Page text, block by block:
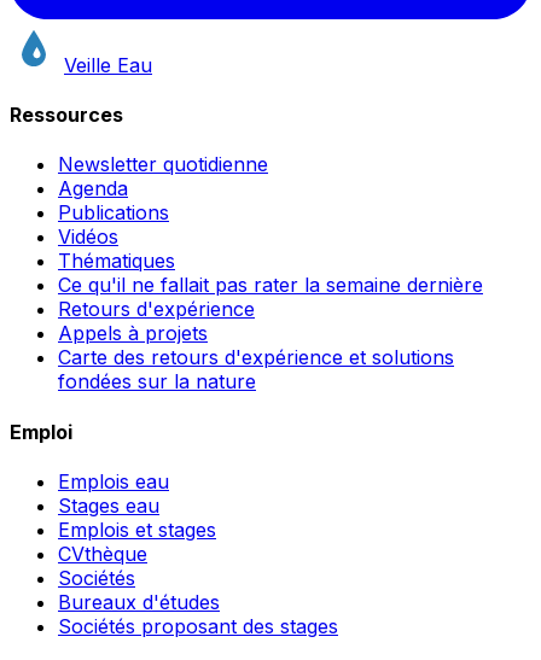
Veille Eau
Ressources
Newsletter quotidienne
Agenda
Publications
Vidéos
Thématiques
Ce qu'il ne fallait pas rater la semaine dernière
Retours d'expérience
Appels à projets
Carte des retours d'expérience et solutions
fondées sur la nature
Emploi
Emplois eau
Stages eau
Emplois et stages
CVthèque
Sociétés
Bureaux d'études
Sociétés proposant des stages